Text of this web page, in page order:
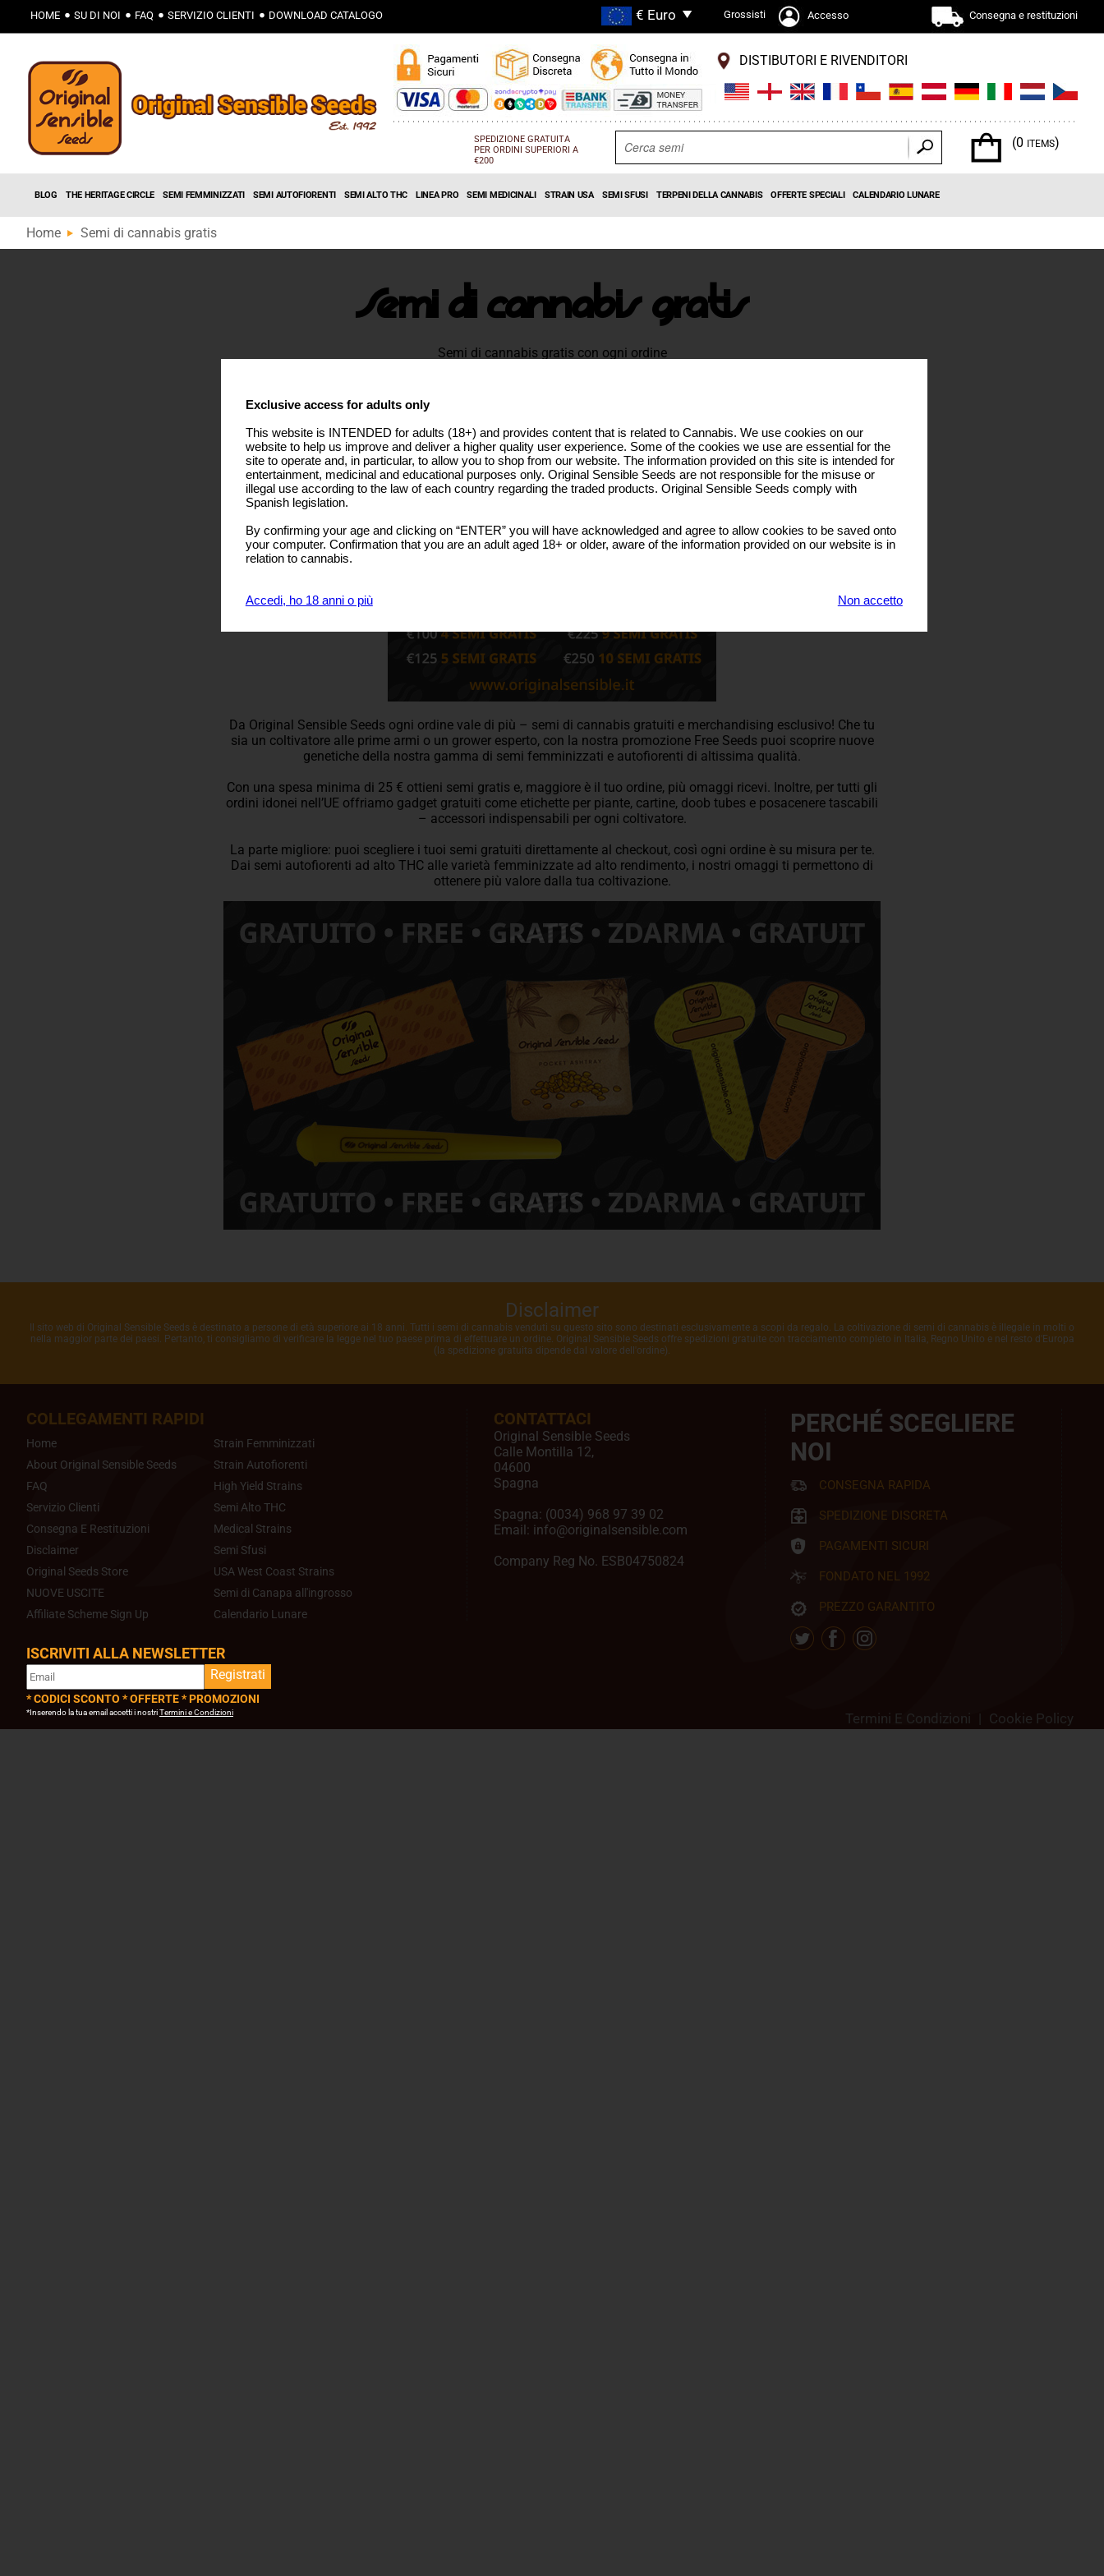
HOME SU DI NOI FAQ SERVIZIO CLIENTI DOWNLOAD CATALOGO Grossisti Accesso Consegna e restituzioni
DISTIBUTORI E RIVENDITORI
SPEDIZIONE GRATUITA
PER ORDINI SUPERIORI A
€200
(0 ITEMS)
BLOG THE HERITAGE CIRCLE SEMI FEMMINIZZATI SEMI AUTOFIORENTI SEMI ALTO THC LINEA PRO SEMI MEDICINALI STRAIN USA SEMI SFUSI TERPENI DELLA CANNABIS OFFERTE SPECIALI CALENDARIO LUNARE
Home Semi di cannabis gratis
Semi di cannabis gratis
Semi di cannabis gratis con ogni ordine
Da Original Sensible Seeds ogni ordine vale di più – semi di cannabis gratuiti e merchandising esclusivo! Che tu
sia un coltivatore alle prime armi o un grower esperto, con la nostra promozione Free Seeds puoi scoprire nuove
genetiche della nostra gamma di semi femminizzati e autofiorenti di altissima qualità.
Con una spesa minima di 25 € ottieni semi gratis e, maggiore è il tuo ordine, più omaggi ricevi. Inoltre, per tutti gli
ordini idonei nell’UE offriamo gadget gratuiti come etichette per piante, cartine, doob tubes e posacenere tascabili
– accessori indispensabili per ogni coltivatore.
La parte migliore: puoi scegliere i tuoi semi gratuiti direttamente al checkout, così ogni ordine è su misura per te.
Dai semi autofiorenti ad alto THC alle varietà femminizzate ad alto rendimento, i nostri omaggi ti permettono di
ottenere più valore dalla tua coltivazione.
Disclaimer
Il sito web di Original Sensible Seeds è destinato a persone di età superiore ai 18 anni. Tutti i semi di cannabis venduti su questo sito sono destinati esclusivamente a scopi da regalo. La coltivazione di semi di cannabis è illegale in molti o
nella maggior parte dei paesi. Pertanto, ti consigliamo di verificare la legge nel tuo paese prima di effettuare un ordine. Original Sensible Seeds offre spedizioni gratuite con tracciamento completo in Italia, Regno Unito e nel resto d'Europa
(la spedizione gratuita dipende dal valore dell'ordine).
COLLEGAMENTI RAPIDI
Home
About Original Sensible Seeds
FAQ
Servizio Clienti
Consegna E Restituzioni
Disclaimer
Original Seeds Store
NUOVE USCITE
Affiliate Scheme Sign Up
Strain Femminizzati
Strain Autofiorenti
High Yield Strains
Semi Alto THC
Medical Strains
Semi Sfusi
USA West Coast Strains
Semi di Canapa all'ingrosso
Calendario Lunare
CONTATTACI
Original Sensible Seeds
Calle Montilla 12,
04600
Spagna
Spagna: (0034) 968 97 39 02
Email: info@originalsensible.com
Company Reg No. ESB04750824
PERCHÉ SCEGLIERE
NOI
CONSEGNA RAPIDA
SPEDIZIONE DISCRETA
PAGAMENTI SICURI
FONDATO NEL 1992
PREZZO GARANTITO
ISCRIVITI ALLA NEWSLETTER
Registrati
* CODICI SCONTO * OFFERTE * PROMOZIONI
*Inserendo la tua email accetti i nostriTermini e Condizioni Termini E Condizioni Cookie Policy
Exclusive access for adults only
This website is INTENDED for adults (18+) and provides content that is related to Cannabis. We use cookies on our
website to help us improve and deliver a higher quality user experience. Some of the cookies we use are essential for the
site to operate and, in particular, to allow you to shop from our website. The information provided on this site is intended for
entertainment, medicinal and educational purposes only. Original Sensible Seeds are not responsible for the misuse or
illegal use according to the law of each country regarding the traded products. Original Sensible Seeds comply with
Spanish legislation.
By confirming your age and clicking on “ENTER” you will have acknowledged and agree to allow cookies to be saved onto
your computer. Confirmation that you are an adult aged 18+ or older, aware of the information provided on our website is in
relation to cannabis.
Accedi, ho 18 anni o più Non accetto